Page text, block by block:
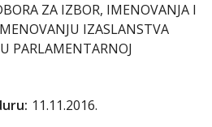
ZA IZBOR, IMENOVANJA I
IZASLANSTVA
PARLAMENTARNOJ
11.11.2016.